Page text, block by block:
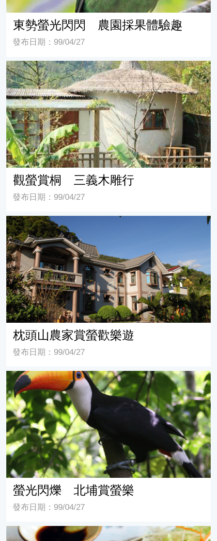
東勢螢光閃閃 農園採果體驗趣
發布日期：99/04/27
觀螢賞桐 三義木雕行
觀螢賞桐 三義木雕行
發布日期：99/04/27
枕頭山農家賞螢歡樂遊
枕頭山農家賞螢歡樂遊
發布日期：99/04/27
螢光閃爍 北埔賞螢樂
螢光閃爍 北埔賞螢樂
發布日期：99/04/27
春遊國姓鄉 品菇賞螢登步道